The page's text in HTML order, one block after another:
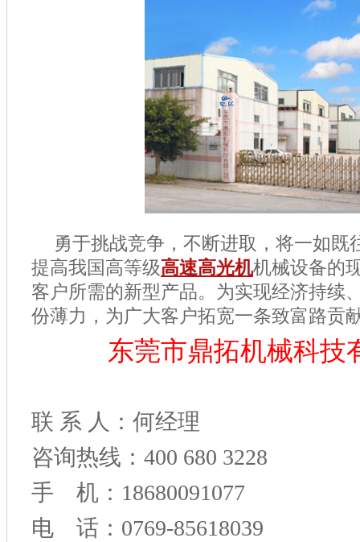
勇于挑战竞争，不断进取，将一如既
提高我国高等级高速高光机机械设备的
客户所需的新型产品。为实现经济持续
份薄力，为广大客户拓宽一条致富路贡
东莞市鼎拓机械科技
联 系 人：何经理
咨询热线：400 680 3228
手 机：18680091077
电 话：0769-85618039